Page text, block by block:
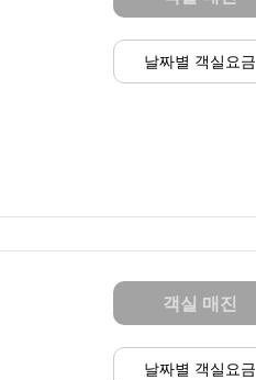
날짜별 객실요금
객실 매진
날짜별 객실요금